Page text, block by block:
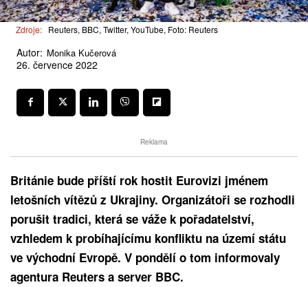
Zdroje: Reuters, BBC, Twitter, YouTube, Foto: Reuters
Autor: Monika Kučerová
26. července 2022
Reklama
Británie bude příští rok hostit Eurovizi jménem
letošních vítězů z Ukrajiny. Organizátoři se rozhodli
porušit tradici, která se váže k pořadatelství,
vzhledem k probíhajícímu konfliktu na území státu
ve východní Evropě. V pondělí o tom informovaly
agentura Reuters a server BBC.